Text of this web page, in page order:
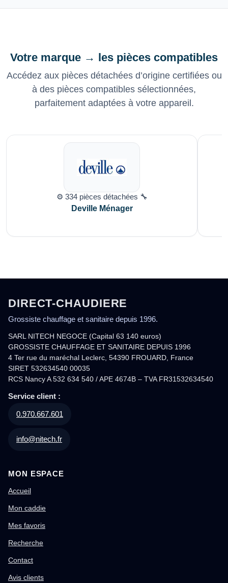
Votre marque → les pièces compatibles
Accédez aux pièces détachées d’origine certifiées ou
à des pièces compatibles sélectionnées,
parfaitement adaptées à votre appareil.
⚙️ 334 pièces détachées 🔧
Deville Ménager
DIRECT-CHAUDIERE
Grossiste chauffage et sanitaire depuis 1996.
SARL NITECH NEGOCE (Capital 63 140 euros)
GROSSISTE CHAUFFAGE ET SANITAIRE DEPUIS 1996
4 Ter rue du maréchal Leclerc, 54390 FROUARD, France
SIRET 532634540 00035
RCS Nancy A 532 634 540 / APE 4674B – TVA FR31532634540
Service client :
0.970.667.601
info@nitech.fr
MON ESPACE
Accueil
Mon caddie
Mes favoris
Recherche
Contact
Avis clients